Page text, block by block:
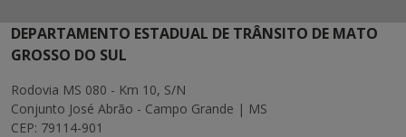
DEPARTAMENTO ESTADUAL DE TRÂNSITO DE MATO
GROSSO DO SUL
Rodovia MS 080 - Km 10, S/N
Conjunto José Abrão - Campo Grande | MS
CEP: 79114-901